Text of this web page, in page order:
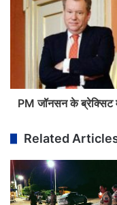
PM जॉनसन के ब्रेक्सिट
Related